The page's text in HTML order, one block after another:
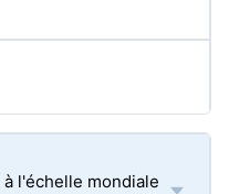
l'échelle mondiale